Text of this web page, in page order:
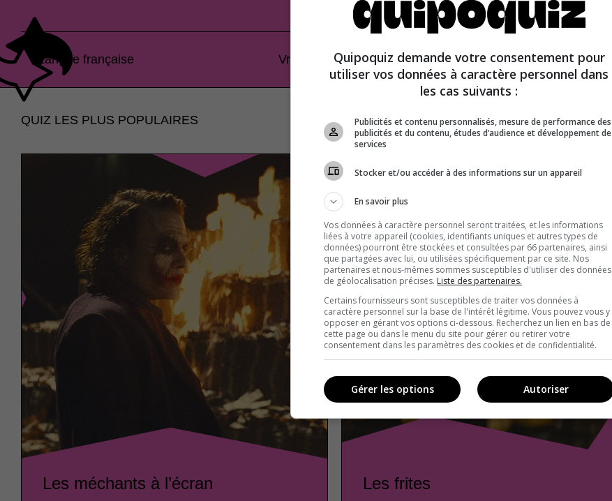
Langue française Vrai ou faux
QUIZ LES PLUS POPULAIRES
Les méchants à l’écran Les frites
Quipoquiz demande votre consentement pour
utiliser vos données à caractère personnel dans
les cas suivants :
Publicités et contenu personnalisés, mesure de performance des
publicités et du contenu, études d’audience et développement de
services
Stocker et/ou accéder à des informations sur un appareil
En savoir plus
Vos données à caractère personnel seront traitées, et les informations
liées à votre appareil (cookies, identifiants uniques et autres types de
données) pourront être stockées et consultées par 66 partenaires, ainsi
que partagées avec lui, ou utilisées spécifiquement par ce site. Nos
partenaires et nous-mêmes sommes susceptibles d'utiliser des données
de géolocalisation précises. Liste des partenaires.
Certains fournisseurs sont susceptibles de traiter vos données à
caractère personnel sur la base de l'intérêt légitime. Vous pouvez vous y
opposer en gérant vos options ci-dessous. Recherchez un lien en bas de
cette page ou dans le menu du site pour gérer ou retirer votre
consentement dans les paramètres des cookies et de confidentialité.
Autoriser
Gérer les options